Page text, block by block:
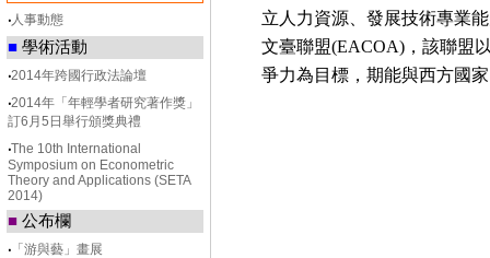
‧人事動態
■ 學術活動
‧2014年跨國行政法論壇
‧2014年「年輕學者研究著作獎」
訂6月5日舉行頒獎典禮
‧The 10th International
Symposium on Econometric
Theory and Applications (SETA
2014)
■ 公布欄
‧ 「游與藝」畫展
立人力資源、發展技術專業
文臺聯盟(EACOA)，該聯盟
爭力為目標，期能與西方國